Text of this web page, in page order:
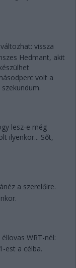
vissza
Hedmant, akit
volt a
lesz-e még
ilyenkor... Sőt,
a szerelőire.
WRT-nél:
est a célba.